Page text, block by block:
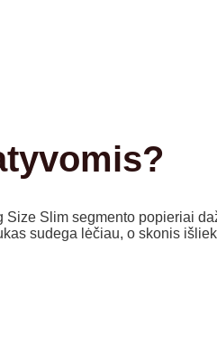
Slim segmento popieriai
sudega lėčiau, o skonis